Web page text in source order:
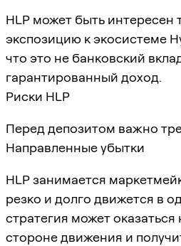
HLP может быть интересен
экспозицию к экосистеме
что это не банковский
гарантированный доход.
Риски HLP
Перед депозитом важно
Направленные убытки
HLP занимается
резко и долго движется в
стратегия может
стороне движения и